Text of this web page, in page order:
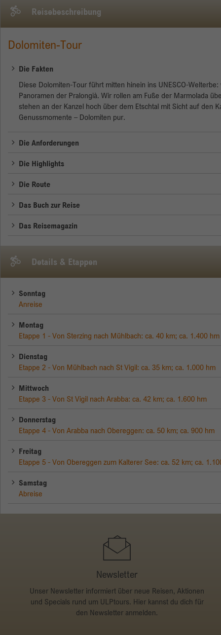
Reisebeschreibung
Dolomiten-Tour
Die Fakten
Diese Dolomiten-Tour führt mitten hinein ins UNESCO-
Panoramen der Pralongià. Wir rollen am Fuße der Marmolada
stehen an der Kanzel hoch über dem Etschtal mit Sicht auf den
Genussmomente – Dolomiten pur.
Die Anforderungen
Die Highlights
Die Route
Das Buch zur Reise
Das Reisemagazin
Details & Etappen
Sonntag
Anreise
Montag
Etappe 1 - Von Sterzing nach Mühlbach: ca. 40 km; ca. 1.400 hm
Dienstag
Etappe 2 - Von Mühlbach nach St Vigil: ca. 35 km; ca. 1.000 hm
Mittwoch
Etappe 3 - Von St Vigil nach Arabba: ca. 42 km; ca. 1.600 hm
Donnerstag
Etappe 4 - Von Arabba nach Obereggen: ca. 50 km; ca. 900 hm
Freitag
Etappe 5 - Von Obereggen zum Kalterer See: ca. 52 km; ca.
Samstag
Abreise
Newsletter
Unser Newsletter informiert über neue Reisen, Aktionen
und Specials rund um ULPtours. Hier kannst du dich für
den Newsletter anmelden.